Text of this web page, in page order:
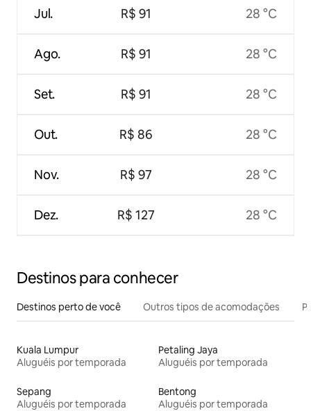
Jul.
Ago.
Set.
Out.
Nov.
Dez.
R$ 91
R$ 91
R$ 91
R$ 86
R$ 97
R$ 127
28 °C
28 °C
28 °C
28 °C
28 °C
28 °C
Destinos para conhecer
Destinos perto de você Outros tipos de acomodações
Kuala Lumpur
Aluguéis por temporada
Petaling Jaya
Aluguéis por temporada
Sepang
Aluguéis por temporada
Bentong
Aluguéis por temporada